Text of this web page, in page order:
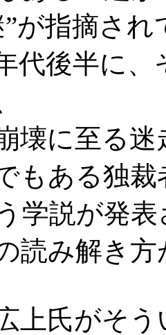
”が指摘さ
代後半に
壊に至る
もある独
学説が発表
読み解き
上氏がそ